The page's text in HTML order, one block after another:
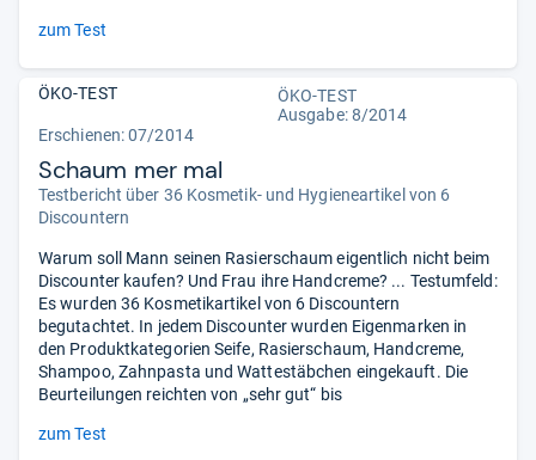
zum Test
ÖKO-TEST
ÖKO-TEST
Ausgabe: 8/2014
Erschienen: 07/2014
Schaum mer mal
Testbericht über 36 Kosmetik- und Hygieneartikel von 6
Discountern
Warum soll Mann seinen Rasierschaum eigentlich nicht beim
Discounter kaufen? Und Frau ihre Handcreme? ... Testumfeld:
Es wurden 36 Kosmetikartikel von 6 Discountern
begutachtet. In jedem Discounter wurden Eigenmarken in
den Produktkategorien Seife, Rasierschaum, Handcreme,
Shampoo, Zahnpasta und Wattestäbchen eingekauft. Die
Beurteilungen reichten von „sehr gut“ bis
zum Test